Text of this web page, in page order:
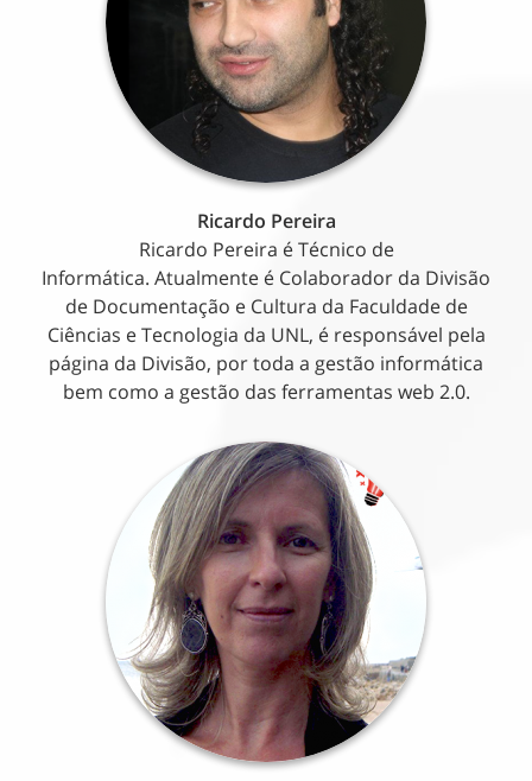
Ricardo Pereira
Ricardo Pereira é Técnico de
Informática. Atualmente é Colaborador da Divisão
de Documentação e Cultura da Faculdade de
Ciências e Tecnologia da UNL, é responsável pela
página da Divisão, por toda a gestão informática
bem como a gestão das ferramentas web 2.0.